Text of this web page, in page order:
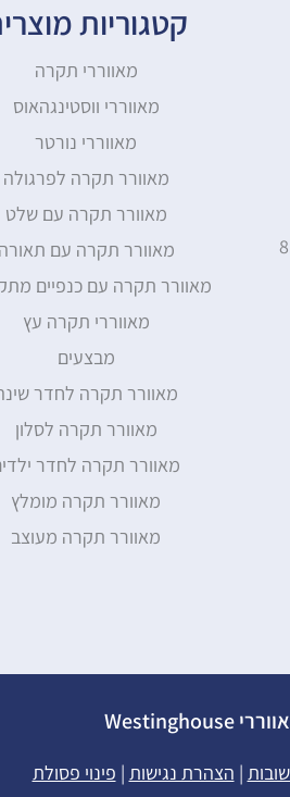
8:00-
קטגוריות
מאווררי תקרה
מאווררי ווסטינגהאוס
מאווררי נורטר
מאוורר תקרה לפרגולה
מאוורר תקרה עם שלט
מאוורר תקרה עם תאורה
מאוורר תקרה עם כנפיים
מאווררי תקרה עץ
מבצעים
מאוורר תקרה לחדר
מאוורר תקרה לסלון
מאוורר תקרה לחדר
מאוורר תקרה מומלץ
מאוורר תקרה מעוצב
| הצהרת נגישות | פינוי פסולת